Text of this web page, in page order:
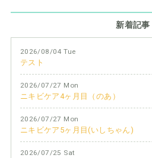
新着記事
2026/08/04 Tue
テスト
2026/07/27 Mon
ニキビケア4ヶ月目（のあ）
2026/07/27 Mon
ニキビケア5ヶ月目(いしちゃん)
2026/07/25 Sat